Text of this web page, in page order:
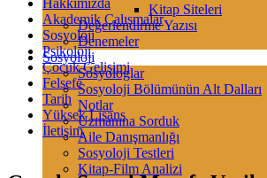
Kitap Siteleri
Değerlendirme Yazısı
Denemeler
Sosyoloji
Sosyologlar
Sosyoloji Bölümünün Alt Dalları
Notlar
Uzmanına Sorduk
Aile Danışmanlığı
Sosyoloji Testleri
Kitap-Film Analizi
Hakkımızda
Akademik Çalışmalar
Sosyoloji
Psikoloji
Çocuk Gelişimi
Felsefe
Tarih
Yüksek Lisans
İletişim